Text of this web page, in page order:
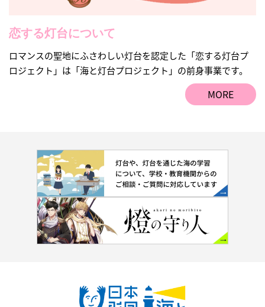
恋する灯台について
ロマンスの聖地にふさわしい灯台を認定した「恋する灯台プ
ロジェクト」は「海と灯台プロジェクト」の前身事業です。
MORE